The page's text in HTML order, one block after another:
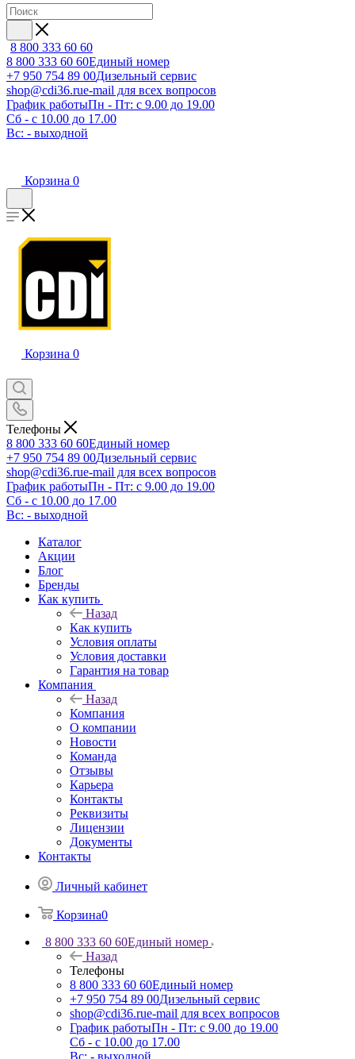
8 800 333 60 60
8 800 333 60 60Единый номер
+7 950 754 89 00Дизельный сервис
shop@cdi36.rue-mail для всех вопросов
График работыПн - Пт: с 9.00 до 19.00
Сб - с 10.00 до 17.00
Вс: - выходной
Корзина 0
Корзина 0
Телефоны
8 800 333 60 60Единый номер
+7 950 754 89 00Дизельный сервис
shop@cdi36.rue-mail для всех вопросов
График работыПн - Пт: с 9.00 до 19.00
Сб - с 10.00 до 17.00
Вс: - выходной
Каталог
Акции
Блог
Бренды
Как купить
Назад
Как купить
Условия оплаты
Условия доставки
Гарантия на товар
Компания
Назад
Компания
О компании
Новости
Команда
Отзывы
Карьера
Контакты
Реквизиты
Лицензии
Документы
Контакты
Личный кабинет
Корзина0
8 800 333 60 60Единый номер
Назад
Телефоны
8 800 333 60 60Единый номер
+7 950 754 89 00Дизельный сервис
shop@cdi36.rue-mail для всех вопросов
График работыПн - Пт: с 9.00 до 19.00
Сб - с 10.00 до 17.00
Вс: - выходной